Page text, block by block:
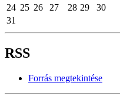
24 25 26 27 28 29
30
31
RSS
Forrás megtekintése